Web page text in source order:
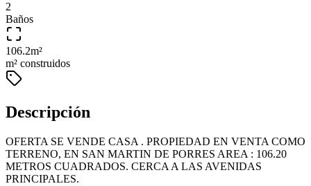
2
Baños
106.2m²
m² construidos
Descripción
OFERTA SE VENDE CASA . PROPIEDAD EN VENTA COMO
TERRENO, EN SAN MARTIN DE PORRES AREA : 106.20
METROS CUADRADOS. CERCA A LAS AVENIDAS
PRINCIPALES.